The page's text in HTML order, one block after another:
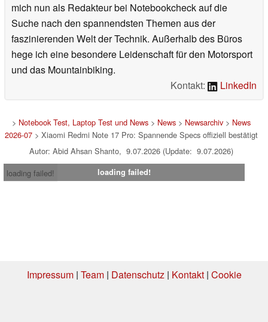
mich nun als Redakteur bei Notebookcheck auf die
Suche nach den spannendsten Themen aus der
faszinierenden Welt der Technik. Außerhalb des Büros
hege ich eine besondere Leidenschaft für den Motorsport
und das Mountainbiking.
Kontakt:
LinkedIn
> Notebook Test, Laptop Test und News> News> Newsarchiv> News
2026-07> Xiaomi Redmi Note 17 Pro: Spannende Specs offiziell bestätigt
Autor: Abid Ahsan Shanto, 9.07.2026 (Update: 9.07.2026)
loading failed!
loading failed!
Impressum| Team| Datenschutz| Kontakt| Cookie